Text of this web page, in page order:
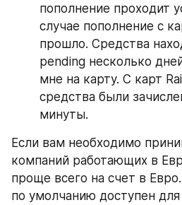
пополнение проходит
случае пополнение с
прошло. Средства
pending несколько
мне на карту. С карт
средства были
минуты.
Если вам необходимо
компаний работающих в
проще всего на счет в
по умолчанию доступен